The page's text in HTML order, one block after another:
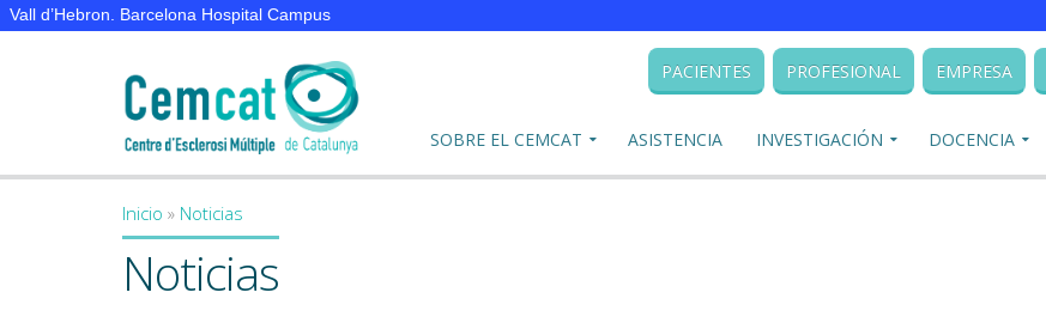
Vall d’Hebron. Barcelona Hospital Campus
PACIENTES PROFESIONAL EMPRESA
SOBRE EL CEMCAT
ASISTENCIA INVESTIGACIÓN DOCENCIA
You are here
Inicio » Noticias
Noticias